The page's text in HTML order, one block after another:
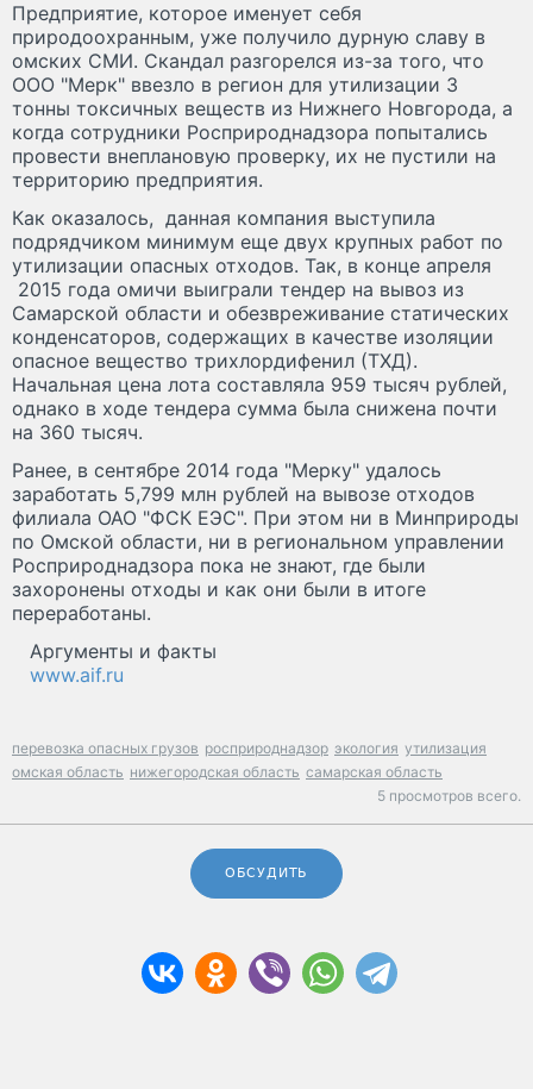
Предприятие, которое именует себя
природоохранным, уже получило дурную славу в
омских СМИ. Скандал разгорелся из-за того, что
ООО "Мерк" ввезло в регион для утилизации 3
тонны токсичных веществ из Нижнего Новгорода, а
когда сотрудники Росприроднадзора попытались
провести внеплановую проверку, их не пустили на
территорию предприятия.
Как оказалось, данная компания выступила
подрядчиком минимум еще двух крупных работ по
утилизации опасных отходов. Так, в конце апреля
2015 года омичи выиграли тендер на вывоз из
Самарской области и обезвреживание статических
конденсаторов, содержащих в качестве изоляции
опасное вещество трихлордифенил (ТХД).
Начальная цена лота составляла 959 тысяч рублей,
однако в ходе тендера сумма была снижена почти
на 360 тысяч.
Ранее, в сентябре 2014 года "Мерку" удалось
заработать 5,799 млн рублей на вывозе отходов
филиала ОАО "ФСК ЕЭС". При этом ни в Минприроды
по Омской области, ни в региональном управлении
Росприроднадзора пока не знают, где были
захоронены отходы и как они были в итоге
переработаны.
Аргументы и факты
www.aif.ru
перевозка опасных грузов росприроднадзор экология утилизация
омская область нижегородская область самарская область
5 просмотров всего.
ОБСУДИТЬ